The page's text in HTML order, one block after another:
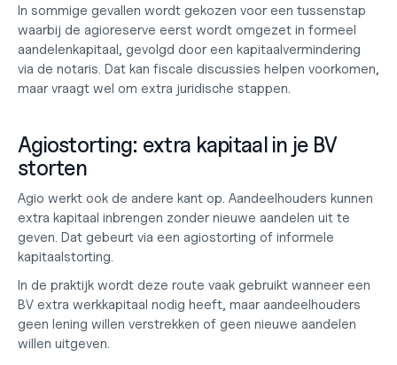
In sommige gevallen wordt gekozen voor een tussenstap
waarbij de agioreserve eerst wordt omgezet in formeel
aandelenkapitaal, gevolgd door een kapitaalvermindering
via de notaris. Dat kan fiscale discussies helpen voorkomen,
maar vraagt wel om extra juridische stappen.
Agiostorting: extra kapitaal in je BV
storten
Agio werkt ook de andere kant op. Aandeelhouders kunnen
extra kapitaal inbrengen zonder nieuwe aandelen uit te
geven. Dat gebeurt via een agiostorting of informele
kapitaalstorting.
In de praktijk wordt deze route vaak gebruikt wanneer een
BV extra werkkapitaal nodig heeft, maar aandeelhouders
geen lening willen verstrekken of geen nieuwe aandelen
willen uitgeven.